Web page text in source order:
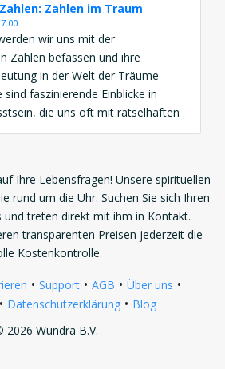
Zahlen im Traum
wir uns mit der
Zahlen befassen und ihre
in der Welt der Träume
faszinierende Einblicke in
die uns oft mit rätselhaften
herausfordern. Unter diesen
Ihre Lebensfragen! Unsere spirituellen
rund um die Uhr. Suchen Sie sich Ihren
und treten direkt mit ihm in Kontakt.
transparenten Preisen jederzeit die
Kostenkontrolle.
• Support • AGB • Über uns •
• Datenschutzerklärung • Blog
2026 Wundra B.V.